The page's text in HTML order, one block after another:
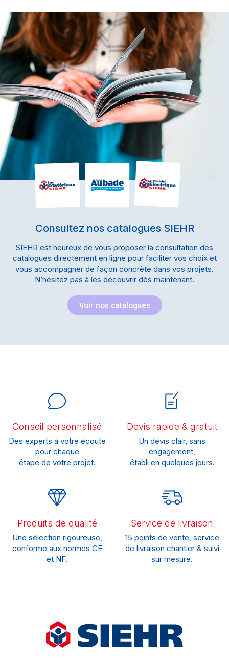
Consultez nos catalogues SIEHR
SIEHR est heureux de vous proposer la consultation des
catalogues directement en ligne pour faciliter vos choix et
vous accompagner de façon concrète dans vos projets.
N’hésitez pas à les découvrir dès maintenant.
Voir nos catalogues
Conseil personnalisé
Des experts à votre écoute
pour chaque
étape de votre projet.
Devis rapide & gratuit
Un devis clair, sans
engagement,
établi en quelques jours.
Produits de qualité
Une sélection rigoureuse,
conforme aux normes CE
et NF.
Service de livraison
15 points de vente, service
de livraison chantier & suivi
sur mesure.